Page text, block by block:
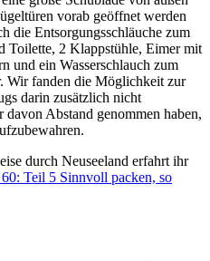
vorab geöffnet werden
die Entsorgungsschläuche zum
Toilette, 2 Klappstühle, Eimer mit
und ein Wasserschlauch zum
Wir fanden die Möglichkeit zur
darin zusätzlich nicht
Abstand genommen haben,
durch Neuseeland erfahrt ihr
Teil 5 Sinnvoll packen, so